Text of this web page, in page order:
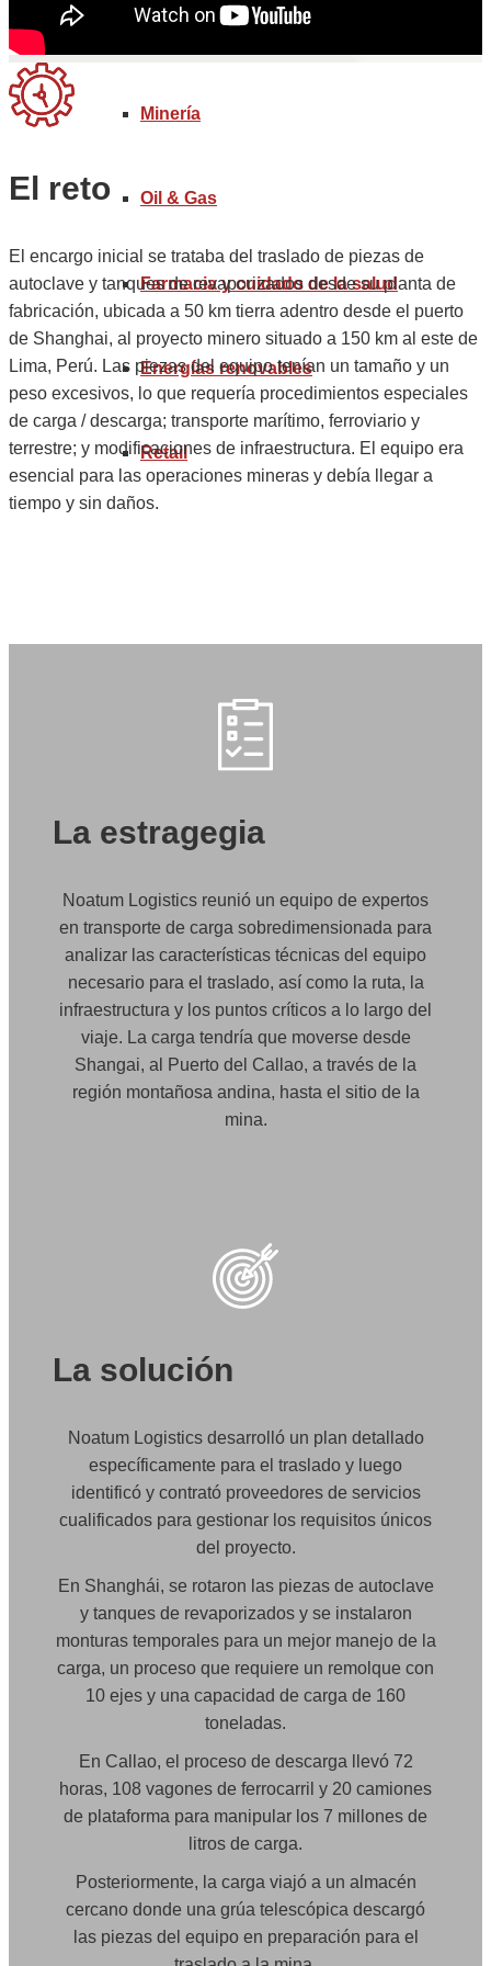
Industria Manufacturera
Minería
Oil & Gas
Farmacia y cuidado de la salud
Energías renovables
Retail
Código arancelario mercancías
El reto
El encargo inicial se trataba del traslado de piezas de
autoclave y tanques de revaporizados desde su planta de
fabricación, ubicada a 50 km tierra adentro desde el puerto
de Shanghai, al proyecto minero situado a 150 km al este de
Lima, Perú. Las piezas del equipo tenían un tamaño y un
peso excesivos, lo que requería procedimientos especiales
de carga / descarga; transporte marítimo, ferroviario y
terrestre; y modificaciones de infraestructura. El equipo era
esencial para las operaciones mineras y debía llegar a
tiempo y sin daños.
La estragegia
Noatum Logistics reunió un equipo de expertos
en transporte de carga sobredimensionada para
analizar las características técnicas del equipo
necesario para el traslado, así como la ruta, la
infraestructura y los puntos críticos a lo largo del
viaje. La carga tendría que moverse desde
Shangai, al Puerto del Callao, a través de la
región montañosa andina, hasta el sitio de la
mina.
La solución
Noatum Logistics desarrolló un plan detallado
específicamente para el traslado y luego
identificó y contrató proveedores de servicios
cualificados para gestionar los requisitos únicos
del proyecto.
En Shanghái, se rotaron las piezas de autoclave
y tanques de revaporizados y se instalaron
monturas temporales para un mejor manejo de la
carga, un proceso que requiere un remolque con
10 ejes y una capacidad de carga de 160
toneladas.
En Callao, el proceso de descarga llevó 72
horas, 108 vagones de ferrocarril y 20 camiones
de plataforma para manipular los 7 millones de
litros de carga.
Posteriormente, la carga viajó a un almacén
cercano donde una grúa telescópica descargó
las piezas del equipo en preparación para el